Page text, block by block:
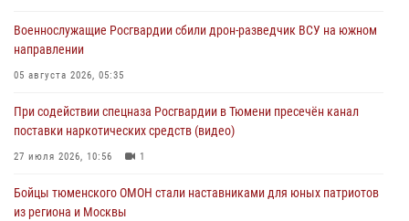
Росгвардейцы в Тюменской области почтили память генерала
армии Ивана Кирилловича Яковлева
Военнослужащие Росгвардии сбили дрон-разведчик ВСУ на южном
направлении
05 августа 2026, 05:35
При содействии спецназа Росгвардии в Тюмени пресечён канал
поставки наркотических средств (видео)
27 июля 2026, 10:56 1
Бойцы тюменского ОМОН стали наставниками для юных патриотов
из региона и Москвы